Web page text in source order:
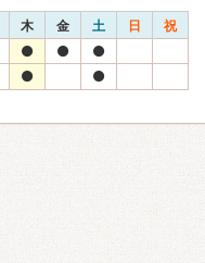
木 金 土 日 祝